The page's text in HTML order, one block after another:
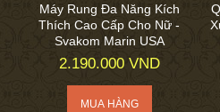
Máy Rung Đa Năng Kích
Thích Cao Cấp Cho Nữ -
Svakom Marin USA
2.190.000 VND